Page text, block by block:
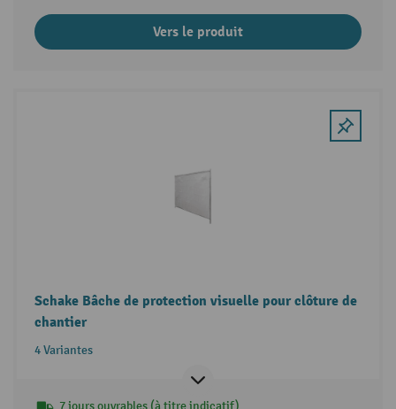
Vers le produit
Schake Bâche de protection visuelle pour clôture de
chantier
4 Variantes